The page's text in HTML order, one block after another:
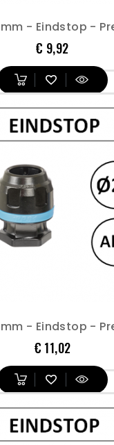
- Eindstop -
€ 9,92Prijs
- Eindstop -
€ 11,02Prijs